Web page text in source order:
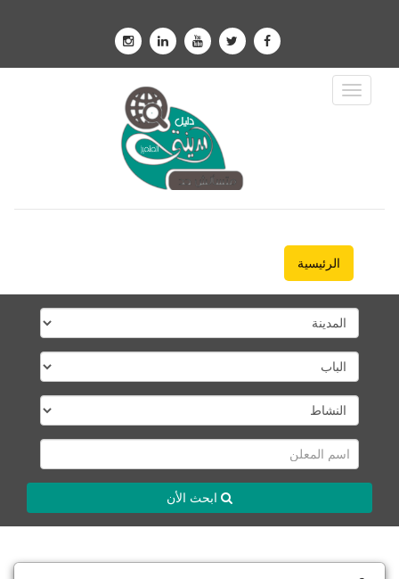
Toggle
Navigation
الرئيسية
ابحث الأن